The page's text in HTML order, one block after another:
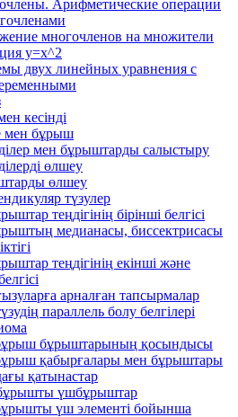
Арифметические операции
многочленов на множители
y=x^2
двух линейных уравнения с
кесінді
мен бұрыш
мен бұрыштарды салыстыру
өлшеу
өлшеу
түзулер
теңдігінің бірінші белгісі
медианасы, биссектрисасы
теңдігінің екінші және
арналған тапсырмалар
параллель болу белгілері
бұрыштарының қосындысы
қабырғалары мен бұрыштары
қатынастар
үшбұрыштар
үш элементі бойынша